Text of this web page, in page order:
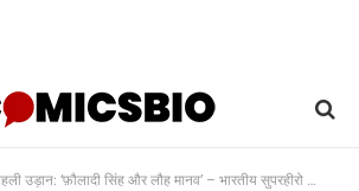
‘फ़ौलादी सिंह और लौह मानव’ – भारतीय सुपरहीरो कॉमिक्स का साइंस-फिक्शन चमत्कार